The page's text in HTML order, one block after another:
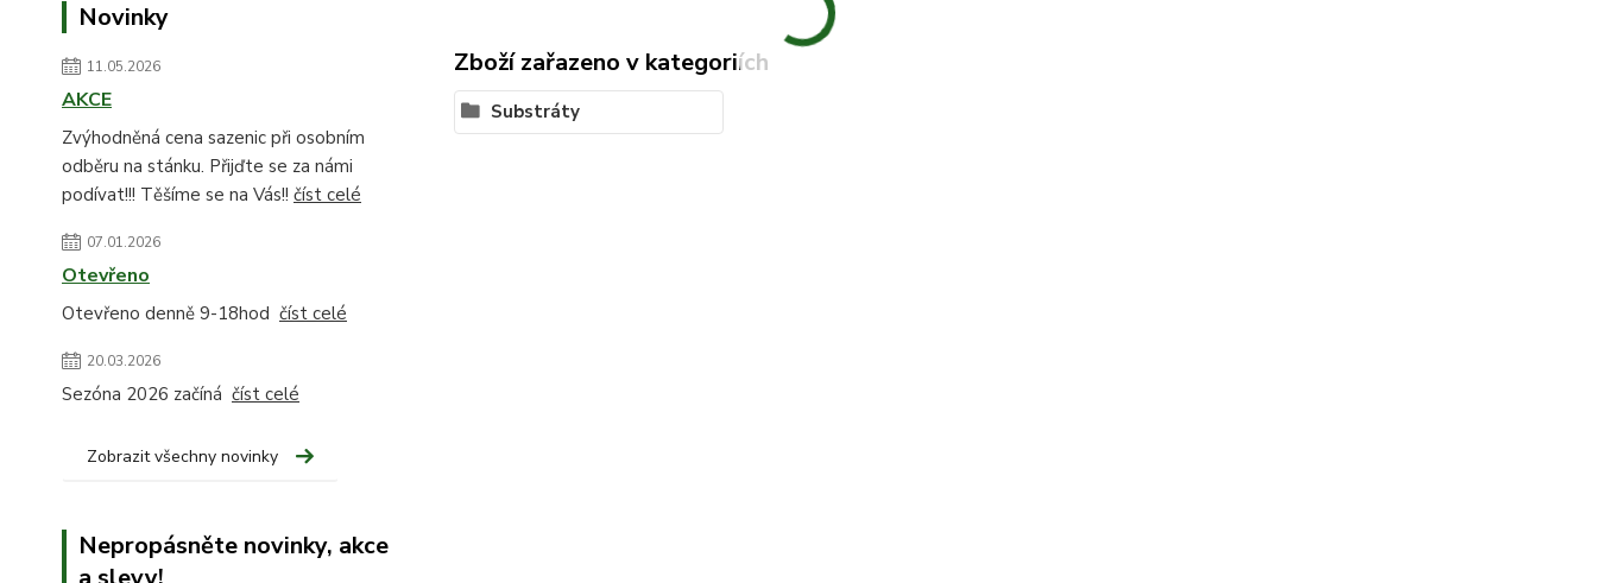
Novinky
11.05.2026
AKCE
Zvýhodněná cena sazenic při osobním
odběru na stánku. Přijďte se za námi
podívat!!! Těšíme se na Vás!! číst celé
07.01.2026
Otevřeno
Otevřeno denně 9-18hod číst celé
20.03.2026
Sezóna 2026 začíná číst celé
Zobrazit všechny novinky
Nepropásněte novinky, akce
Zboží zařazeno v kategoriích
Substráty